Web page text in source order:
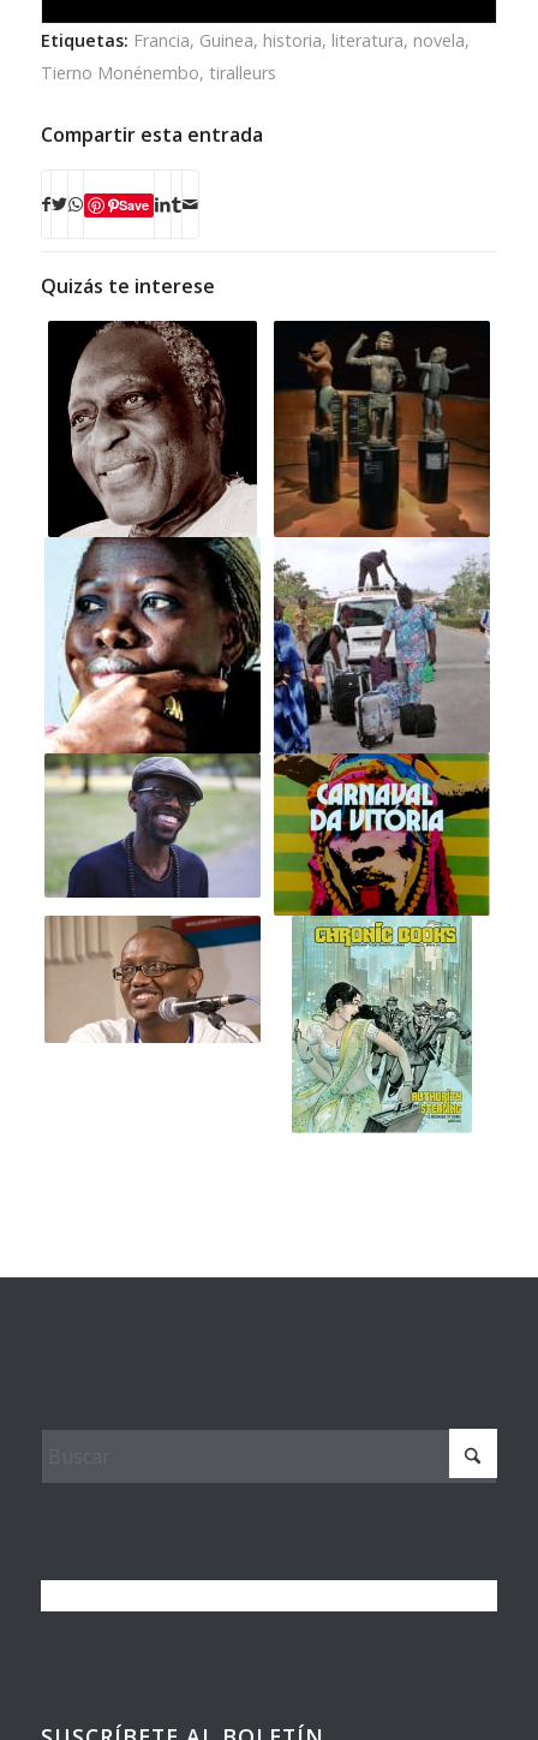
Etiquetas: Francia, Guinea, historia, literatura, novela,
Tierno Monénembo, tiralleurs
Compartir esta entrada
Save
Quizás te interese